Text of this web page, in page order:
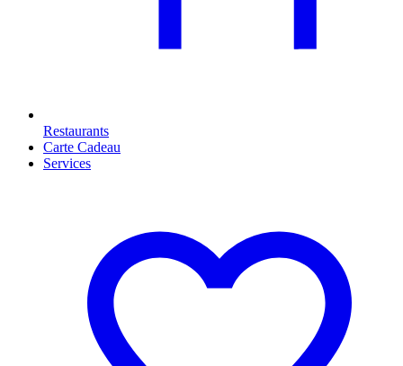
Restaurants
Carte Cadeau
Services